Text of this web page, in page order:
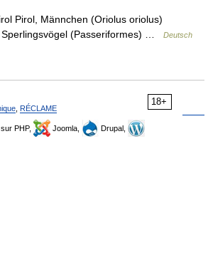
Pirol, Männchen (Oriolus oriolus)
Sperlingsvögel (Passeriformes) …
Deutsch
18+
RÉCLAME
sur PHP, Joomla,
Drupal,